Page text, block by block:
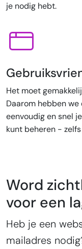
je nodig hebt.
Het moet
Daarom hebben
eenvoudig en snel
kunt beheren -
Word
voor een
Heb je een
mailadres